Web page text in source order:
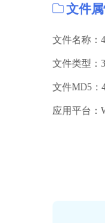
文件
文件类型：
应用平台：